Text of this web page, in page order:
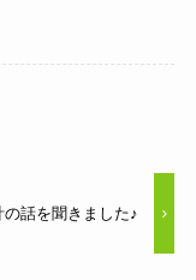
の話を聞きました♪